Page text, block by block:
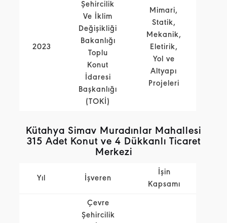
2023
Şehircilik
Ve İklim
Değişikliği
Bakanlığı
Toplu
Konut
İdaresi
Başkanlığı
(TOKİ)
Mimari,
Statik,
Mekanik,
Eletirik,
Yol ve
Altyapı
Projeleri
Kütahya Simav Muradınlar Mahallesi
315 Adet Konut ve 4 Dükkanlı Ticaret
Merkezi
Yıl İşveren
İşin
Kapsamı
Çevre
Şehircilik